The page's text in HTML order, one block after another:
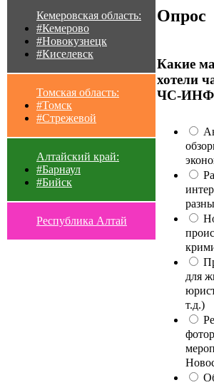
Кемеровская область:
#Кемерово
#Новокузнецк
#Киселевск
Томская область:
#Томск
#Стрежевой
Алтайский край:
#Барнаул
#Бийск
Республика Алтай
Опрос
Какие
хотели
ЧС-
для
т.д.)